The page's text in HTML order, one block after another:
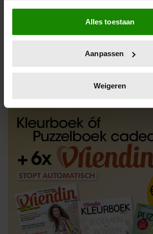
Als u het toestaat, willen we ook graag:
Informatie verzamelen over uw
locatie, die tot een paar meter
scannen op specifieke
verwerkt en stel uw voorkeuren in het
intrekken in de Cookieverklaring.
We gebruiken cookies om content en
personaliseren, om functies voor social
en om ons websiteverkeer te analyseren.
informatie over uw gebruik van onze site
partners voor social media, adverteren
partners kunnen deze gegevens
informatie die u aan ze heeft verstrekt of
verzameld op basis van uw gebruik van
gaat akkoord met onze cookies als u
Alles toestaan
Aanpassen
Weigeren